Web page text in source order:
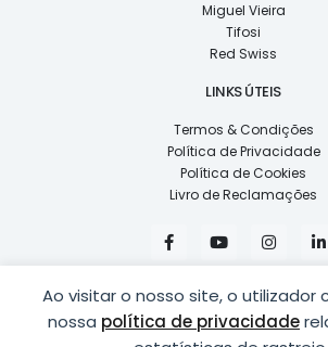
Ao visitar o nosso site, o utilizador
nossa política de privacidade
Miguel Vieira
Tifosi
Red Swiss
LINKS ÚTEIS
Termos & Condições
Política de Privacidade
Política de Cookies
Livro de Reclamações
F
a
c
b
o
o
Y
o
u
u
b
e
I
n
s
a
g
r
i
n
e
d
i